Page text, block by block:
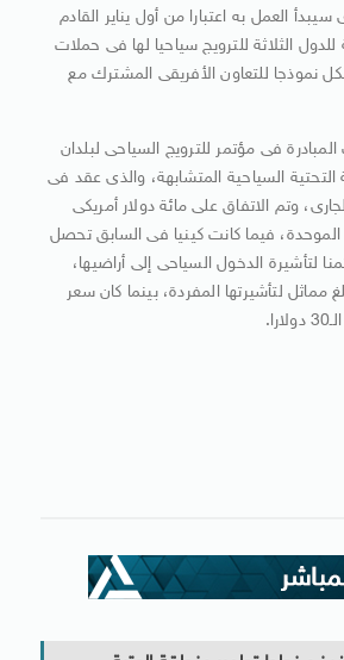
سيبدأ العمل به اعتبارا من أول يناير القادم
الثلاثة للترويج سياحيا لها فى حملات
نموذجا للتعاون الأفريقى المشترك مع
فى مؤتمر للترويج السياحى لبلدان
السياحية المتشابهة، والذى عقد فى
وتم الاتفاق على مائة دولار أمريكى
الموحدة، فيما كانت كينيا فى السابق تحصل
ثمنا لتأشيرة الدخول السياحى إلى أراضيها،
لتأشيرتها المفردة، بينما كان سعر